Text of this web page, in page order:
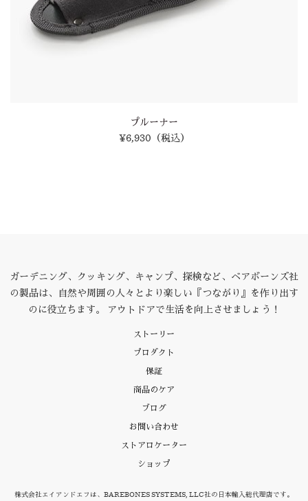
プルーナー
¥6,930 （税込）
ガーデニング、クッキング、キャンプ、探検など、ベアボーンズ社
の製品は、自然や周囲の人々とより楽しい『つながり』を作り出す
のに役立ちます。 アウトドアで生活を向上させましょう！
ストーリー
プロダクト
保証
商品のケア
ブログ
お問い合わせ
ストアロケーター
ショップ
株式会社エイアンドエフは、BAREBONES SYSTEMS, LLC社の日本輸入総代理店です。